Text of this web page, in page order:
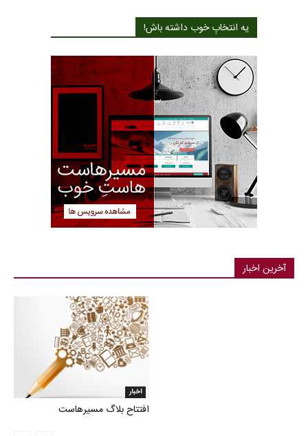
یه انتخابِ خوب داشته باش!
آخرین اخبار
اخبار
افتتاح بلاگ مسیرهاست